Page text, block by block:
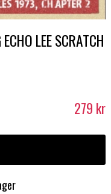
LEE SCRATCH
279 kr